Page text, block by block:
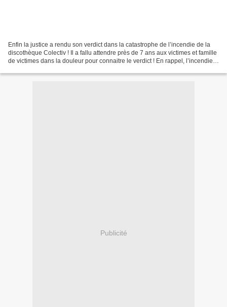
Enfin la justice a rendu son verdict dans la catastrophe de l’incendie de la
discothèque Colectiv ! Il a fallu attendre près de 7 ans aux victimes et famille
de victimes dans la douleur pour connaitre le verdict ! En rappel, l’incendie
Publicité